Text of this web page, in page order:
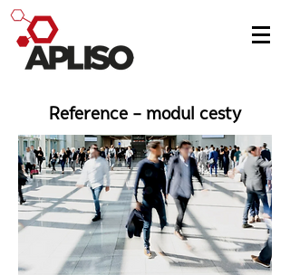
Reference - modul cesty